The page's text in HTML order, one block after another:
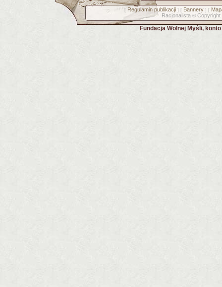
[ Regulamin publikacji] [ Bannery] [
Racjonalista © Copyright
Fundacja Wolnej Myśli,